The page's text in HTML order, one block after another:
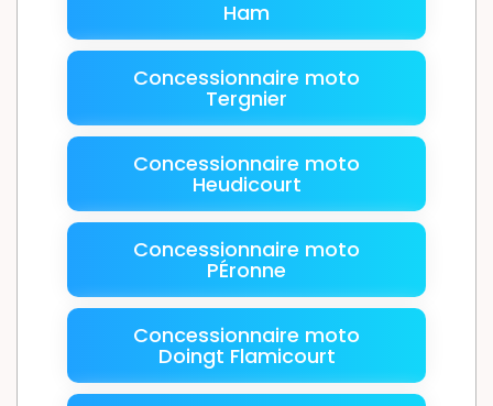
Ham
Concessionnaire moto
Tergnier
Concessionnaire moto
Heudicourt
Concessionnaire moto
PÉronne
Concessionnaire moto
Doingt Flamicourt